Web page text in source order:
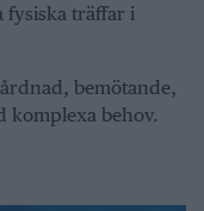
fysiska träffar i
bemötande,
komplexa behov.